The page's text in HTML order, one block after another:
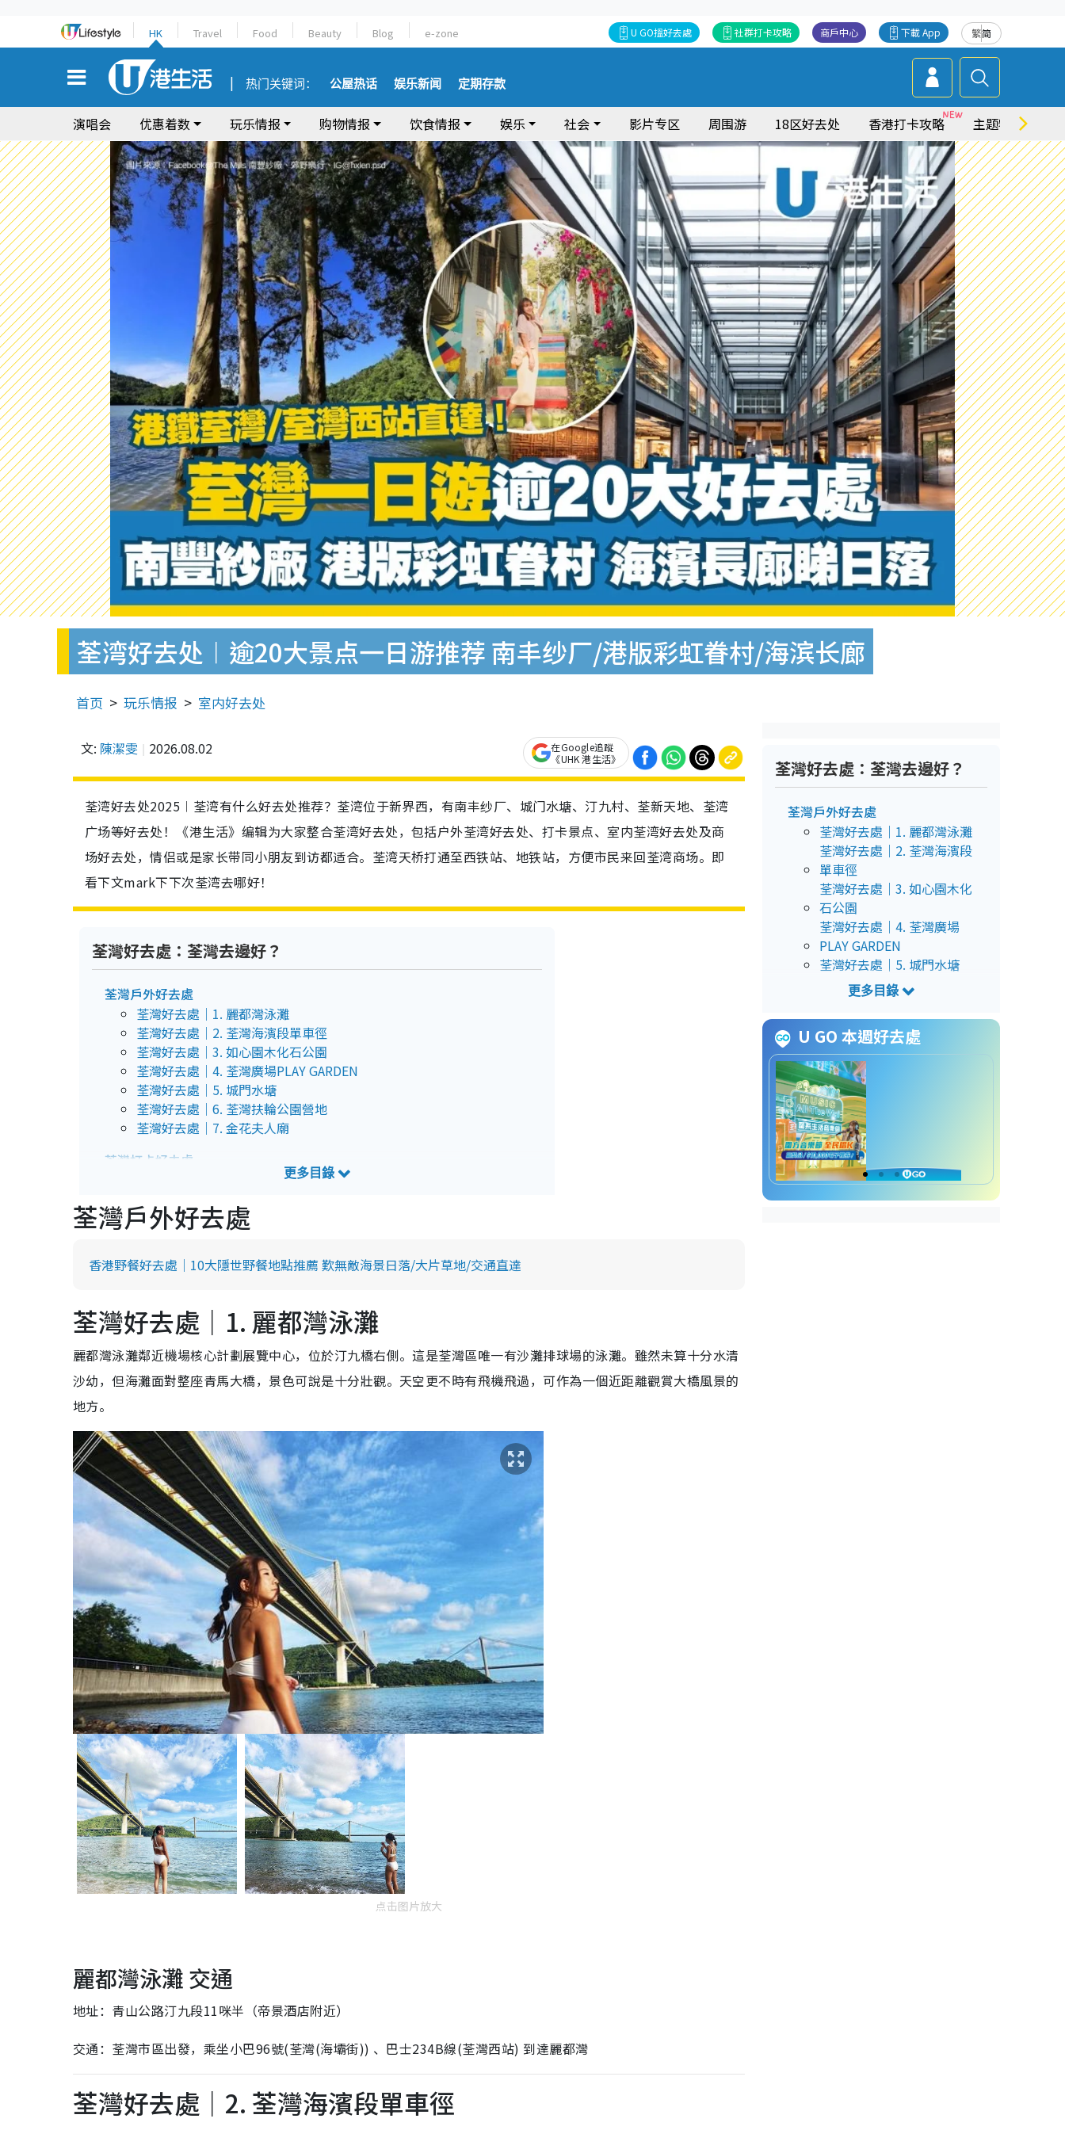
HK Travel Food Beauty Blog e-zone 繁简
下載 App
商戶中心
社群打卡攻略
U GO搵好去處
热门关键词： 公屋热话 娱乐新闻 定期存款
演唱会 优惠着数 玩乐情报 购物情报 饮食情报 娱乐 社会 影片专区 周围游 18区好去处 香港打卡攻略 主题特集
荃湾好去处︱逾20大景点一日游推荐 南丰纱厂/港版彩虹眷村/海滨长廊
首页 玩乐情报 室内好去处
文: 陳潔雯 2026.08.02
在Google追蹤
《UHK 港生活》
荃湾好去处2025︱荃湾有什么好去处推荐？荃湾位于新界西，有南丰纱厂、城门水塘、汀九村、荃新天地、荃湾
广场等好去处！《港生活》编辑为大家整合荃湾好去处，包括户外荃湾好去处、打卡景点、室内荃湾好去处及商
场好去处，情侣或是家长带同小朋友到访都适合。荃湾天桥打通至西铁站、地铁站，方便市民来回荃湾商场。即
看下文mark下下次荃湾去哪好！
荃灣好去處：荃灣去邊好？
荃灣戶外好去處
荃灣好去處｜1. 麗都灣泳灘
荃灣好去處｜2. 荃灣海濱段單車徑
荃灣好去處｜3. 如心園木化石公園
荃灣好去處｜4. 荃灣廣場PLAY GARDEN
荃灣好去處｜5. 城門水塘
荃灣好去處｜6. 荃灣扶輪公園營地
荃灣好去處｜7. 金花夫人廟
荃灣打卡好去處
荃灣好去處｜8. 機場核心計劃展覽中心
荃灣好去處｜10. 光板田村
荃灣好去處｜11. 荃灣海濱長廊
荃灣室內好去處
荃灣好去處｜13. Kidstation
荃灣好去處｜14. 浩海立方•探游館
荃灣好去處｜15. Meow Art Coffee喵公館
荃灣好去處｜16. ARTE Party Club
荃灣好去處｜17. 迪高保齡球館
荃灣好去處｜18. OP Mall海之戀商場
荃灣好去處｜19. D•PARK愉景新城
荃灣好去處｜20. 荃新天地
荃灣好去處｜21. AEON
荃灣戶外好去處
香港野餐好去處｜10大隱世野餐地點推薦 歎無敵海景日落/大片草地/交通直達
荃灣好去處｜1. 麗都灣泳灘
麗都灣泳灘鄰近機場核心計劃展覽中心，位於汀九橋右側。這是荃灣區唯一有沙灘排球場的泳灘。雖然未算十分水清
沙幼，但海灘面對整座青馬大橋，景色可說是十分壯觀。天空更不時有飛機飛過，可作為一個近距離觀賞大橋風景的
地方。
点击图片放大
麗都灣泳灘 交通
地址：青山公路汀九段11咪半（帝景酒店附近）
交通：荃灣市區出發，乘坐小巴96號(荃灣(海壩街)) 、巴士234B線(荃灣西站) 到達麗都灣
荃灣好去處｜2. 荃灣海濱段單車徑
荃灣好去處：荃灣去邊好？
荃灣戶外好去處
荃灣好去處｜1. 麗都灣泳灘
荃灣好去處｜2. 荃灣海濱段
單車徑
荃灣好去處｜3. 如心園木化
石公園
荃灣好去處｜4. 荃灣廣場
PLAY GARDEN
荃灣好去處｜5. 城門水塘
荃灣好去處｜6. 荃灣扶輪公
園營地
荃灣好去處｜7. 金花夫人
廟
荃灣打卡好去處
荃灣好去處｜8. 機場核心計
劃展覽中心
荃灣好去處｜9. 汀九村
荃灣好去處｜10. 光板田村
荃灣好去處｜11. 荃灣海濱
長廊
U GO 本週好去處